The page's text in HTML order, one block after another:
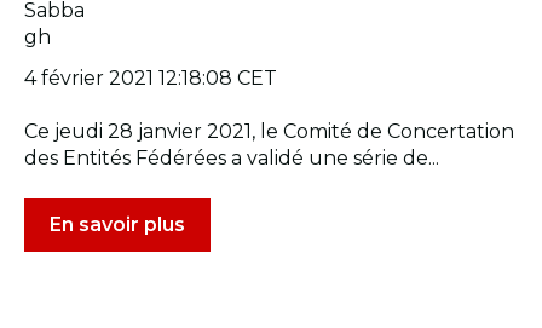
4 février 2021 12:18:08 CET
Ce jeudi 28 janvier 2021, le Comité de Concertation
des Entités Fédérées a validé une série de...
En savoir plus